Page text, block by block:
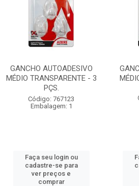
GANCHO AUTOADESIVO
MÉDIO TRANSPARENTE - 3
PÇS.
Código: 767123
Embalagem: 1
Faça seu login ou
cadastre-se para
ver preços e
comprar